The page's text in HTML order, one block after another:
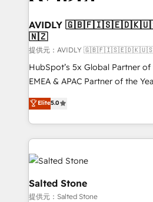
AVIDLY
🇳🇿
提供元：AVIDLY
HubSpot’s 5x Global Partner
EMEA & APAC Partner of the
experienced and fully
Partner. 🚀 With 2,750+ HubSpot projects delivered
and 370+ specialists across
we de-risk complex CRM
accelerate ROI across every HubSpot
multi-region migrations to AI-
we turn complexity into clarity,
scale. 🏆 HubSpot’s CEO called us “the partner of the
Elite5.0
Salted Stone
提供元：Salted Stone